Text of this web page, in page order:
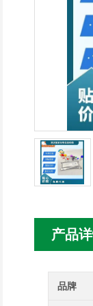
6)elisa试剂
Ab)elisa试剂盒免
试剂盒
-1(TREM-1)elisa
产品
品牌